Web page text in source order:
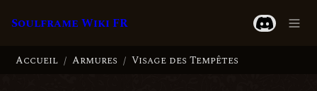
Soulframe Wiki FR
Accueil / Armures / Visage des Tempêtes